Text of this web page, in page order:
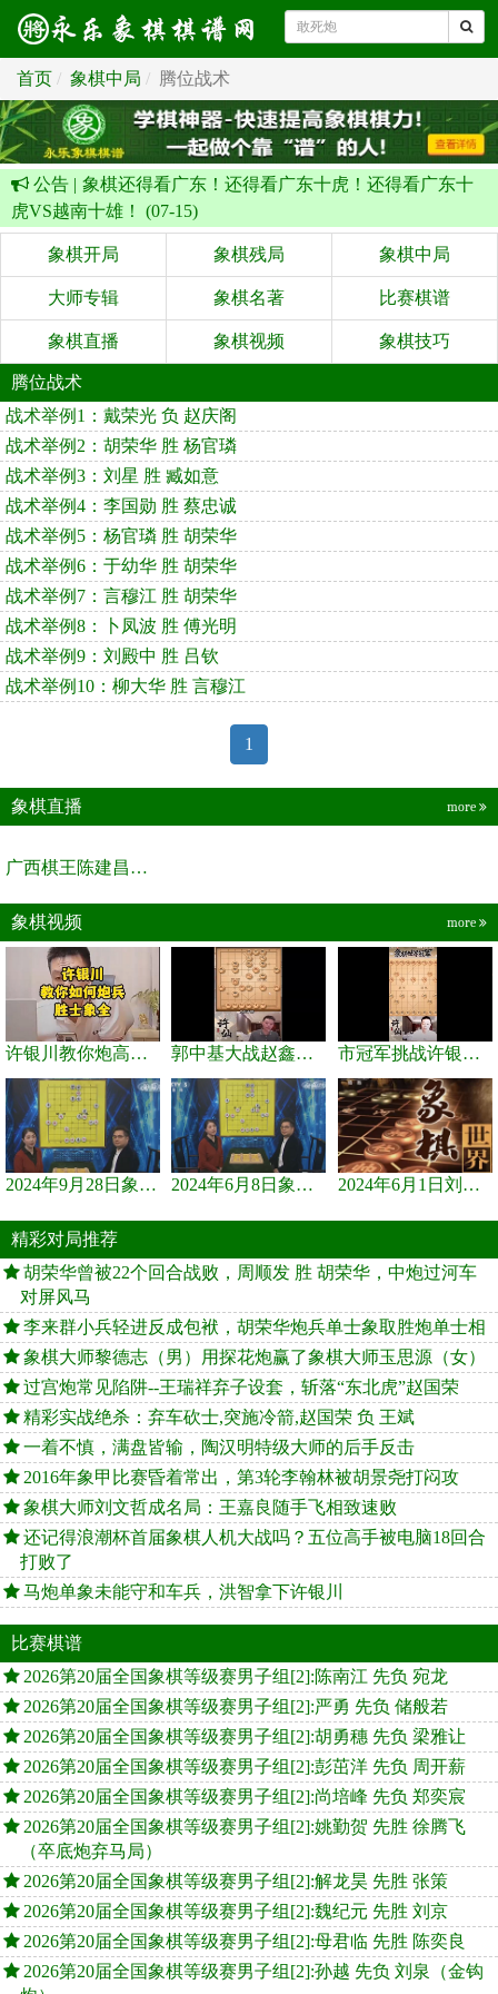
首页 象棋中局 腾位战术
公告 | 象棋还得看广东！还得看广东十虎！还得看广东十
虎VS越南十雄！ (07-15)
象棋开局 象棋残局 象棋中局
大师专辑 象棋名著 比赛棋谱
象棋直播 象棋视频 象棋技巧
腾位战术
战术举例1：戴荣光 负 赵庆阁
战术举例2：胡荣华 胜 杨官璘
战术举例3：刘星 胜 臧如意
战术举例4：李国勋 胜 蔡忠诚
战术举例5：杨官璘 胜 胡荣华
战术举例6：于幼华 胜 胡荣华
战术举例7：言穆江 胜 胡荣华
战术举例8：卜凤波 胜 傅光明
战术举例9：刘殿中 胜 吕钦
战术举例10：柳大华 胜 言穆江
1
象棋直播 more
广西棋王陈建昌直播间
象棋视频 more
许银川教你炮高兵士象全如何赢士象全，简单四步即可 郭中基大战赵鑫鑫，许银川激情讲解 市冠军挑战许银川，急进中兵变化真激烈！
2024年9月28日象棋世界栏目，刘君、蒋川讲解了第九届杨官璘杯象棋... 2024年6月8日象棋世界，刘君、蒋川讲解了第九届杨官璘杯全国象棋... 2024年6月1日刘君、蒋川讲解第三届上海杯象棋大师赛谢靖与李少庚...
精彩对局推荐
胡荣华曾被22个回合战败，周顺发 胜 胡荣华，中炮过河车
对屏风马
李来群小兵轻进反成包袱，胡荣华炮兵单士象取胜炮单士相
象棋大师黎德志（男）用探花炮赢了象棋大师玉思源（女）
过宫炮常见陷阱--王瑞祥弃子设套，斩落“东北虎”赵国荣
精彩实战绝杀：弃车砍士,突施冷箭,赵国荣 负 王斌
一着不慎，满盘皆输，陶汉明特级大师的后手反击
2016年象甲比赛昏着常出，第3轮李翰林被胡景尧打闷攻
象棋大师刘文哲成名局：王嘉良随手飞相致速败
还记得浪潮杯首届象棋人机大战吗？五位高手被电脑18回合
打败了
马炮单象未能守和车兵，洪智拿下许银川
比赛棋谱
2026第20届全国象棋等级赛男子组[2]:陈南江 先负 宛龙
2026第20届全国象棋等级赛男子组[2]:严勇 先负 储般若
2026第20届全国象棋等级赛男子组[2]:胡勇穗 先负 梁雅让
2026第20届全国象棋等级赛男子组[2]:彭茁洋 先负 周开薪
2026第20届全国象棋等级赛男子组[2]:尚培峰 先负 郑奕宸
2026第20届全国象棋等级赛男子组[2]:姚勤贺 先胜 徐腾飞
（卒底炮弃马局）
2026第20届全国象棋等级赛男子组[2]:解龙昊 先胜 张策
2026第20届全国象棋等级赛男子组[2]:魏纪元 先胜 刘京
2026第20届全国象棋等级赛男子组[2]:母君临 先胜 陈奕良
2026第20届全国象棋等级赛男子组[2]:孙越 先负 刘泉（金钩